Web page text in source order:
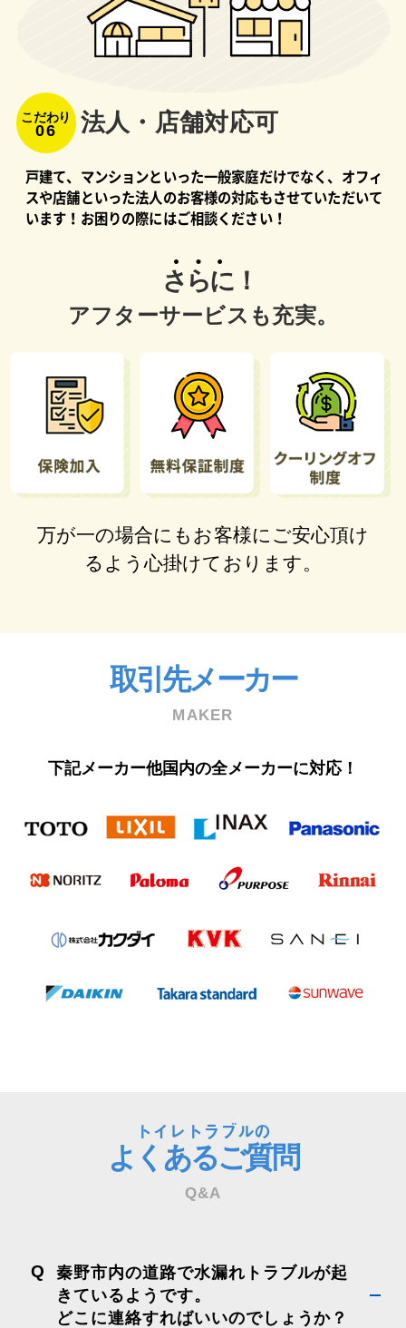
こだわり
06 法⼈・店舗対応可
戸建て、マンションといった一般家庭だけでなく、オフィ
スや店舗といった法人のお客様の対応もさせていただいて
います！お困りの際にはご相談ください！
さらに！
アフターサービスも充実。
万が⼀の場合にもお客様にご安⼼頂け
るよう⼼掛けております。
取引先メーカー
MAKER
下記メーカー他国内の全メーカーに対応！
トイレトラブルの
よくあるご質問
Q&A
Q
秦野市内の道路で水漏れトラブルが起
きているようです。
どこに連絡すればいいのでしょうか？